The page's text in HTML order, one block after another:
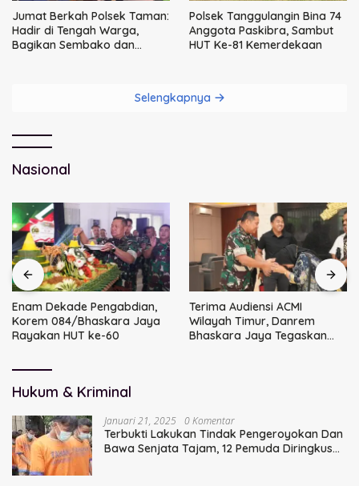
Jumat Berkah Polsek Taman:
Hadir di Tengah Warga,
Bagikan Sembako dan
Polsek Tanggulangin Bina 74
Anggota Paskibra, Sambut
HUT Ke-81 Kemerdekaan
Selengkapnya
Nasional
Enam Dekade Pengabdian,
Korem 084/Bhaskara Jaya
Rayakan HUT ke-60
Terima Audiensi ACMI
Wilayah Timur, Danrem
Bhaskara Jaya Tegaskan
Hukum & Kriminal
Januari 21, 2025 0 Komentar
Terbukti Lakukan Tindak Pengeroyokan Dan
Bawa Senjata Tajam, 12 Pemuda Diringkus